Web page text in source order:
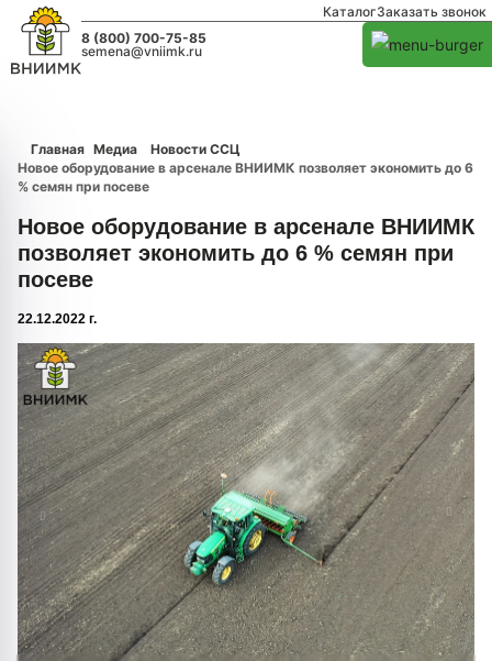
КаталогЗаказать звонок
8 (800) 700-75-85
semena@vniimk.ru
Главная Медиа
Новости ССЦ
Новое оборудование в арсенале ВНИИМК позволяет экономить до 6
% семян при посеве
Новое оборудование в арсенале ВНИИМК
позволяет экономить до 6 % семян при
посеве
22.12.2022 г.
1/0